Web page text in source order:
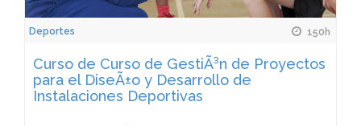
Deportes 150h
Curso de Curso de GestiÃ³n de Proyectos
para el DiseÃ±o y Desarrollo de
Instalaciones Deportivas